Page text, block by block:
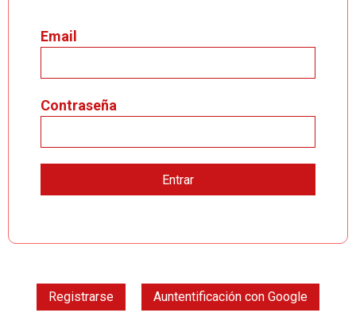
Email
Contraseña
Registrarse Auntentificación con Google